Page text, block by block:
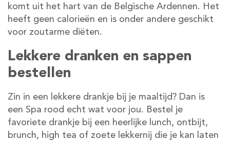
komt uit het hart van de Belgische Ardennen. Het
heeft geen calorieën en is onder andere geschikt
voor zoutarme diëten.
Lekkere dranken en sappen
bestellen
Zin in een lekkere drankje bij je maaltijd? Dan is
een Spa rood echt wat voor jou. Bestel je
favoriete drankje bij een heerlijke lunch, ontbijt,
brunch, high tea of zoete lekkernij die je kan laten